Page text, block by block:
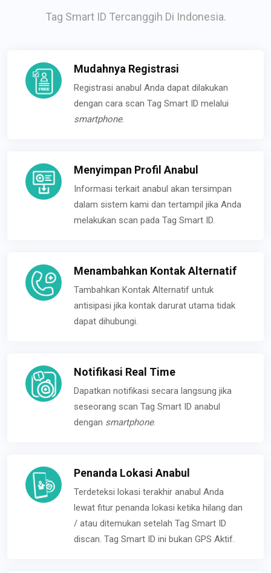
Tag Smart ID Tercanggih Di Indonesia.
Mudahnya Registrasi
Registrasi anabul Anda dapat dilakukan
dengan cara scan Tag Smart ID melalui
smartphone.
Menyimpan Profil Anabul
Informasi terkait anabul akan tersimpan
dalam sistem kami dan tertampil jika Anda
melakukan scan pada Tag Smart ID.
Menambahkan Kontak Alternatif
Tambahkan Kontak Alternatif untuk
antisipasi jika kontak darurat utama tidak
dapat dihubungi.
Notifikasi Real Time
Dapatkan notifikasi secara langsung jika
seseorang scan Tag Smart ID anabul
dengan smartphone.
Penanda Lokasi Anabul
Terdeteksi lokasi terakhir anabul Anda
lewat fitur penanda lokasi ketika hilang dan
/ atau ditemukan setelah Tag Smart ID
discan. Tag Smart ID ini bukan GPS Aktif.